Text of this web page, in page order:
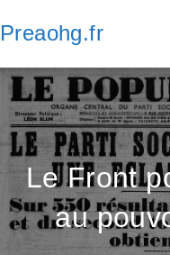
to
Preaohg.fr
Le Front
au